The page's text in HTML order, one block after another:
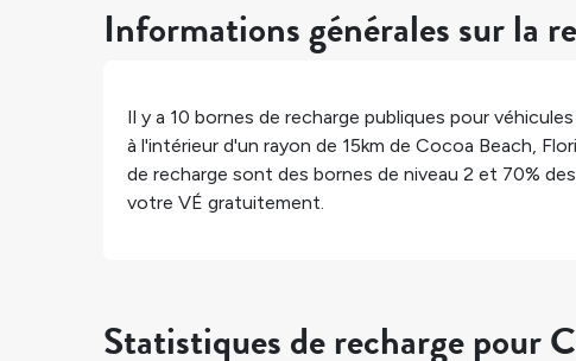
Informations générales sur la
Il y a 10 bornes de recharge publiques pour
à l'intérieur d'un rayon de 15km de Cocoa Beach,
de recharge sont des bornes de niveau 2 et 70%
votre VÉ gratuitement.
Statistiques de recharge pour